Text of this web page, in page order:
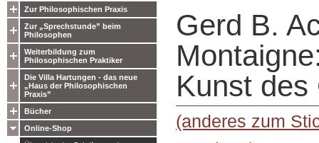
Zur Philosophischen Praxis
Zur „Sprechstunde” beim
Philosophen
Weiterbildung zum
Philosophischen Praktiker
Die Villa Hartungen - das neue
„Haus der Philosophischen
Praxis”
Bücher
Online-Shop
Gerd B.
Kunst des
(anderes zum